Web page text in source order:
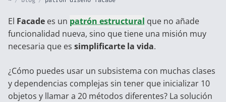
El Facade es un patrón estructural que no añade
funcionalidad nueva, sino que tiene una misión muy
necesaria que es simplificarte la vida.
¿Cómo puedes usar un subsistema con muchas clases
y dependencias complejas sin tener que inicializar 10
objetos y llamar a 20 métodos diferentes? La solución